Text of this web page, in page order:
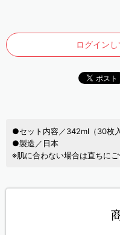
ログイン
●セット内容／342ml（30枚
●製造／日本
※肌に合わない場合は直ちにご